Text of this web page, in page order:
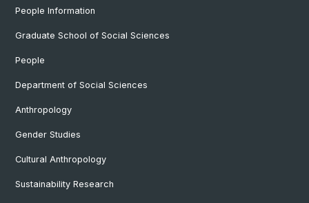
People Information
Graduate School of Social Sciences
People
Department of Social Sciences
Anthropology
Gender Studies
Cultural Anthropology
Sustainability Research